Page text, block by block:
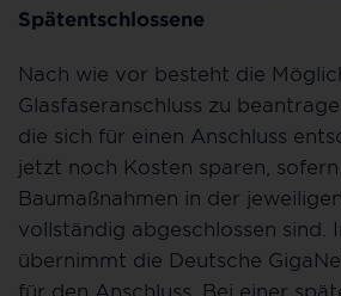
Spätentschlossene
Nach wie vor besteht die
Glasfaseranschluss zu
die sich für einen Anschluss
jetzt noch Kosten sparen,
Baumaßnahmen in der
vollständig abgeschlossen sind.
übernimmt die Deutsche
für den Anschluss. Bei einer